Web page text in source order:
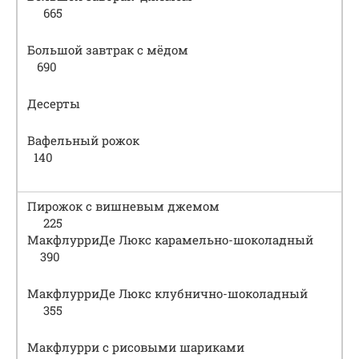
665
Большой завтрак с мёдом
690
Десерты
Вафельный рожок
140
Пирожок с вишневым джемом
225
МакфлурриДе Люкс карамельно-шоколадный
390
МакфлурриДе Люкс клубнично-шоколадный
355
Макфлурри с рисовыми шариками